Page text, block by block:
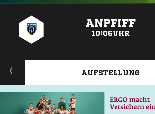
ANPFIFF
10:06UHR
AUFSTELLUNG